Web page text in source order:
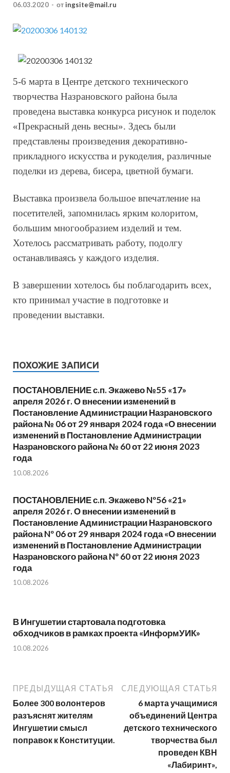
06.03.2020 - от ingsite@mail.ru
5-6 марта в Центре детского технического
творчества Назрановского района была
проведена выставка конкурса рисунок и поделок
«Прекрасный день весны». Здесь были
представлены произведения декоративно-
прикладного искусства и рукоделия, различные
поделки из дерева, бисера, цветной бумаги.
Выставка произвела большое впечатление на
посетителей, запомнилась ярким колоритом,
большим многообразием изделий и тем.
Хотелось рассматривать работу, подолгу
останавливаясь у каждого изделия.
В завершении хотелось бы поблагодарить всех,
кто принимал участие в подготовке и
проведении выставки.
ПОХОЖИЕ ЗАПИСИ
ПОСТАНОВЛЕНИЕ с.п. Экажево №55 «17»
апреля 2026 г. О внесении изменений в
Постановление Администрации Назрановского
района № 06 от 29 января 2024 года «О внесении
изменений в Постановление Администрации
Назрановского района № 60 от 22 июня 2023
года
10.08.2026
ПОСТАНОВЛЕНИЕ с.п. Экажево Nº56 «21»
апреля 2026 г. О внесении изменений в
Постановление Администрации Назрановского
района Nº 06 от 29 января 2024 года «О внесении
изменений в Постановление Администрации
Назрановского района Nº 60 от 22 июня 2023
года
10.08.2026
В Ингушетии стартовала подготовка
обходчиков в рамках проекта «ИнформУИК»
10.08.2026
ПРЕДЫДУЩАЯ СТАТЬЯ
Более 300 волонтеров
разъяснят жителям
Ингушетии смысл
поправок к Конституции.
СЛЕДУЮЩАЯ СТАТЬЯ
6 марта учащимися
объединений Центра
детского технического
творчества был
проведен КВН
«Лабиринт»,